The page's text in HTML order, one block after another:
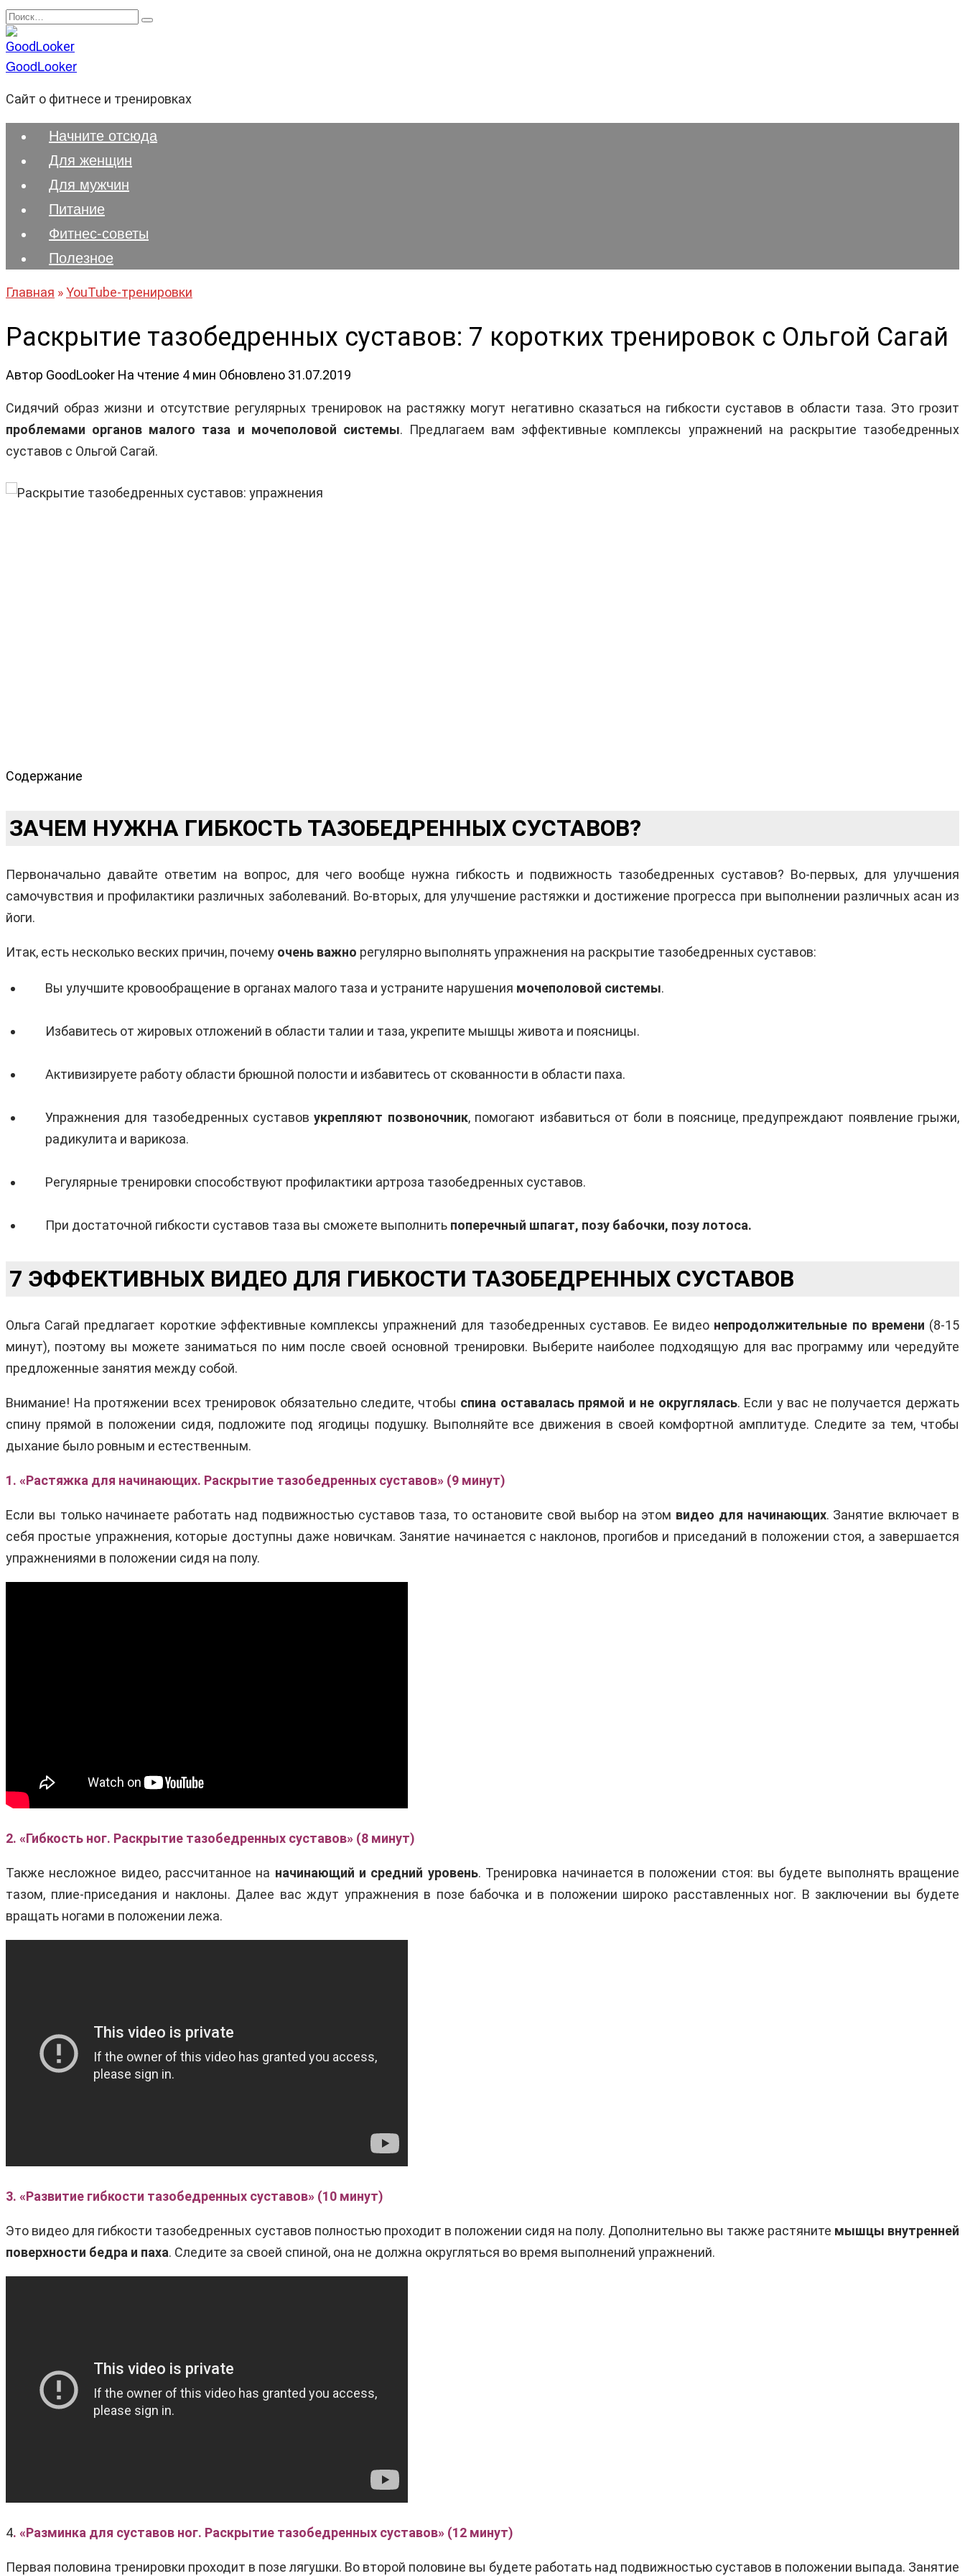
Перейти
к
содержанию
Search
for:
GoodLooker
Сайт о фитнесе и тренировках
Начните отсюда
Для женщин
Для мужчин
Питание
Фитнес-советы
Полезноe
Главная »YouTube-тренировки
Раскрытие тазобедренных суставов: 7 коротких тренировок с Ольгой Сагай
Автор GoodLooker На чтение 4 мин Обновлено 31.07.2019
Сидячий образ жизни и отсутствие регулярных тренировок на растяжку могут негативно сказаться на гибкости суставов в области таза. Это грозит
проблемами органов малого таза и мочеполовой системы. Предлагаем вам эффективные комплексы упражнений на раскрытие тазобедренных
суставов с Ольгой Сагай.
Содержание
ЗАЧЕМ НУЖНА ГИБКОСТЬ ТАЗОБЕДРЕННЫХ СУСТАВОВ?
Первоначально давайте ответим на вопрос, для чего вообще нужна гибкость и подвижность тазобедренных суставов? Во-первых, для улучшения
самочувствия и профилактики различных заболеваний. Во-вторых, для улучшение растяжки и достижение прогресса при выполнении различных асан из
йоги.
Итак, есть несколько веских причин, почему очень важно регулярно выполнять упражнения на раскрытие тазобедренных суставов:
Вы улучшите кровообращение в органах малого таза и устраните нарушения мочеполовой системы.
Избавитесь от жировых отложений в области талии и таза, укрепите мышцы живота и поясницы.
Активизируете работу области брюшной полости и избавитесь от скованности в области паха.
Упражнения для тазобедренных суставовукрепляют позвоночник, помогают избавиться от боли в пояснице, предупреждают появление грыжи,
радикулита и варикоза.
Регулярные тренировки способствуют профилактики артроза тазобедренных суставов.
При достаточной гибкости суставов таза вы сможете выполнить поперечный шпагат, позу бабочки, позу лотоса.
7 ЭФФЕКТИВНЫХ ВИДЕО ДЛЯ ГИБКОСТИ ТАЗОБЕДРЕННЫХ СУСТАВОВ
Ольга Сагай предлагает короткие эффективные комплексы упражнений для тазобедренных суставов. Ее видео непродолжительные по времени (8-15
минут), поэтому вы можете заниматься по ним после своей основной тренировки. Выберите наиболее подходящую для вас программу или чередуйте
предложенные занятия между собой.
Внимание! На протяжении всех тренировок обязательно следите, чтобы спина оставалась прямой и не округлялась. Если у вас не получается держать
спину прямой в положении сидя, подложите под ягодицы подушку. Выполняйте все движения в своей комфортной амплитуде. Следите за тем, чтобы
дыхание было ровным и естественным.
1. «Растяжка для начинающих. Раскрытие тазобедренных суставов» (9 минут)
Если вы только начинаете работать над подвижностью суставов таза, то остановите свой выбор на этом видео для начинающих. Занятие включает в
себя простые упражнения, которые доступны даже новичкам. Занятие начинается с наклонов, прогибов и приседаний в положении стоя, а завершается
упражнениями в положении сидя на полу.
2. «Гибкость ног. Раскрытие тазобедренных суставов» (8 минут)
Также несложное видео, рассчитанное на начинающий и средний уровень. Тренировка начинается в положении стоя: вы будете выполнять вращение
тазом, плие-приседания и наклоны. Далее вас ждут упражнения в позе бабочка и в положении широко расставленных ног. В заключении вы будете
вращать ногами в положении лежа.
3. «Развитие гибкости тазобедренных суставов» (10 минут)
Это видео для гибкости тазобедренных суставов полностью проходит в положении сидя на полу. Дополнительно вы также растяните мышцы внутренней
поверхности бедра и паха. Следите за своей спиной, она не должна округляться во время выполнений упражнений.
4. «Разминка для суставов ног. Раскрытие тазобедренных суставов» (12 минут)
Первая половина тренировки проходит в позе лягушки. Во второй половине вы будете работать над подвижностью суставов в положении выпада. Занятие